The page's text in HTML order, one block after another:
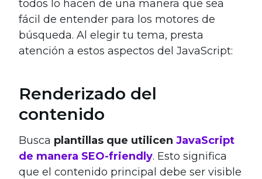
todos lo hacen de una manera que sea
fácil de entender para los motores de
búsqueda. Al elegir tu tema, presta
atención a estos aspectos del JavaScript:
Renderizado del
contenido
Busca plantillas que utilicen JavaScript
de manera SEO-friendly. Esto significa
que el contenido principal debe ser visible